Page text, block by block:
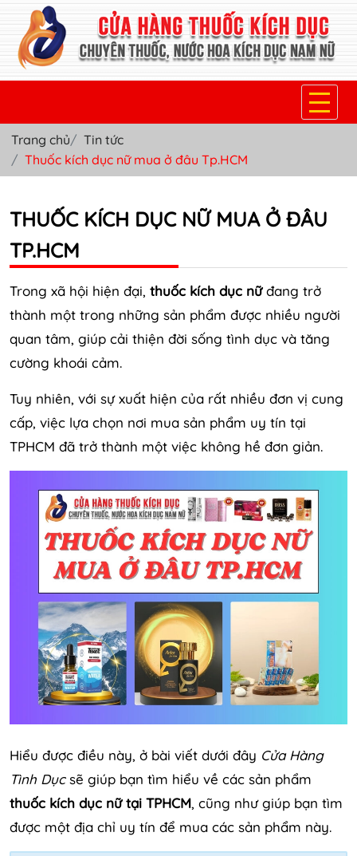
TRANG CHỦ
THUỐC KÍCH DỤC NỮ
THUỐC NƯỚC KÍCH DỤC NAM
THUỐC VIÊN KÍCH DỤC NAM
SẢN PHẨM KHÁC
TIN TỨC & BLOG
Trang chủ
Tin tức
Thuốc kích dục nữ mua ở đâu Tp.HCM
THUỐC KÍCH DỤC NỮ MUA Ở ĐÂU
TP.HCM
Trong xã hội hiện đại, thuốc kích dục nữđang trở
thành một trong những sản phẩm được nhiều người
quan tâm, giúp cải thiện đời sống tình dục và tăng
cường khoái cảm.
Tuy nhiên, với sự xuất hiện của rất nhiều đơn vị cung
cấp, việc lựa chọn nơi mua sản phẩm uy tín tại
TPHCM đã trở thành một việc không hề đơn giản.
Hiểu được điều này, ở bài viết dưới đây Cửa Hàng
Tình Dụcsẽ giúp bạn tìm hiểu về các sản phẩm
thuốc kích dục nữ tại TPHCM, cũng như giúp bạn tìm
được một địa chỉ uy tín để mua các sản phẩm này.